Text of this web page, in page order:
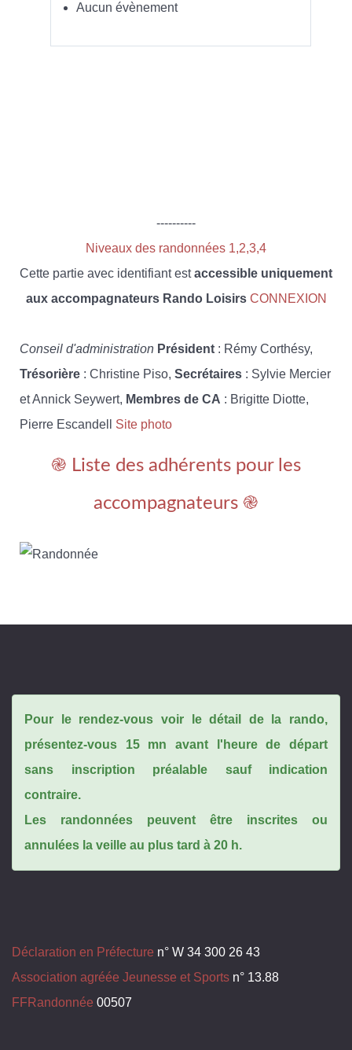
Aucun évènement
----------
Niveaux des randonnées 1,2,3,4
Cette partie avec identifiant estaccessible uniquement
aux accompagnateurs Rando Loisirs CONNEXION
Conseil d'administration Président : Rémy Corthésy,
Trésorière : Christine Piso, Secrétaires : Sylvie Mercier
et Annick Seywert, Membres de CA : Brigitte Diotte,
Pierre Escandell Site photo
֎ Liste des adhérents pour les
accompagnateurs ֎
Pour le rendez-vous voir le détail de la rando,
présentez-vous 15 mn avant l'heure de départ
sans inscription préalable sauf indication
contraire.
Les randonnées peuvent être inscrites ou
annulées la veille au plus tard à 20 h.
Déclaration en Préfecture n° W 34 300 26 43
Association agréée Jeunesse et Sports n° 13.88
FFRandonnée 00507